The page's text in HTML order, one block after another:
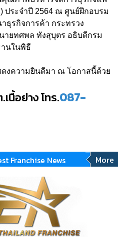
ประจำปี 2564 ณ ศูนย์ฝึกอบรม
รกิจการค้า กระทรวง
ายทศพล ทังสุบุตร อธิบดีกรม
นในพิธี
งความยินดีมา ณ โอกาสนี้ด้วย
นื้อย่าง โทร.087-
Franchise News More